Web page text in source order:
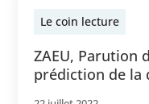
Le coin lecture
ZAEU, Parution
prédiction de la